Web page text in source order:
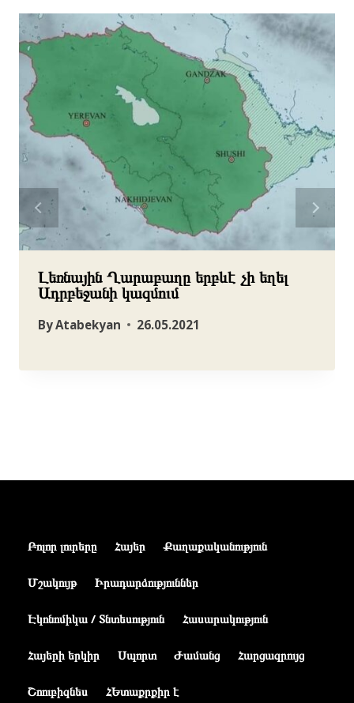
Լեռնային Ղարաբաղը երբևէ չի եղել
Ադրբեջանի կազմում
ByAtabekyan 26.05.2021
Բոլոր լուրերը Հայեր Քաղաքականություն
Մշակույթ Իրադարձություններ
Էկոնոմիկա / Տնտեսություն Հասարակություն
Հայերի երկիր Սպորտ Ժամանց Հարցազրույց
Շոուբիզնես ՀԵտաքրքիր է